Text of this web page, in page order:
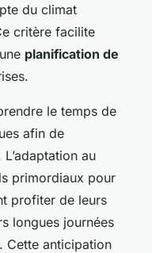
du climat
critère facilite
planification de
le temps de
afin de
au
primordiaux pour
profiter de leurs
longues journées
Cette anticipation